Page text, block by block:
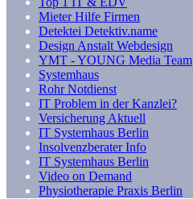
Mieter Hilfe Firmen
Detektei Detektiv.name
Design Anstalt Webdesign
YMT - YOUNG Media Team
Systemhaus
Rohr Notdienst
IT Problem in der Kanzlei?
Versicherung Aktuell
IT Systemhaus Berlin
Insolvenzberater Info
IT Systemhaus Berlin
Video on Demand
Physiotherapie Praxis Berlin